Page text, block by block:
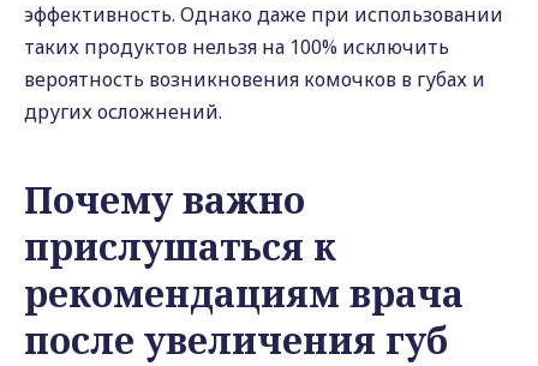
эффективность. Однако даже при использовании
таких продуктов нельзя на 100% исключить
вероятность возникновения комочков в губах и
других осложнений.
Почему важно
прислушаться к
рекомендациям врача
после увеличения губ